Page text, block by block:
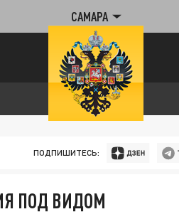
САМАРА
ПОДПИШИТЕСЬ:
ПОД ВИДОМ